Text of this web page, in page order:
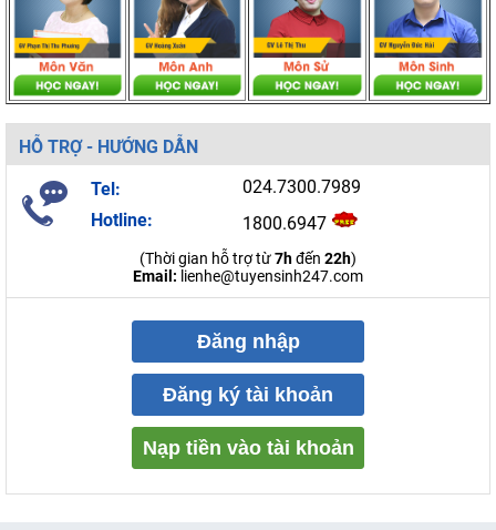
HỖ TRỢ - HƯỚNG DẪN
Tel:
024.7300.7989
Hotline:
1800.6947
(Thời gian hỗ trợ từ7hđến 22h)
Email: lienhe@tuyensinh247.com
Đăng nhập
Đăng ký tài khoản
Nạp tiền vào tài khoản